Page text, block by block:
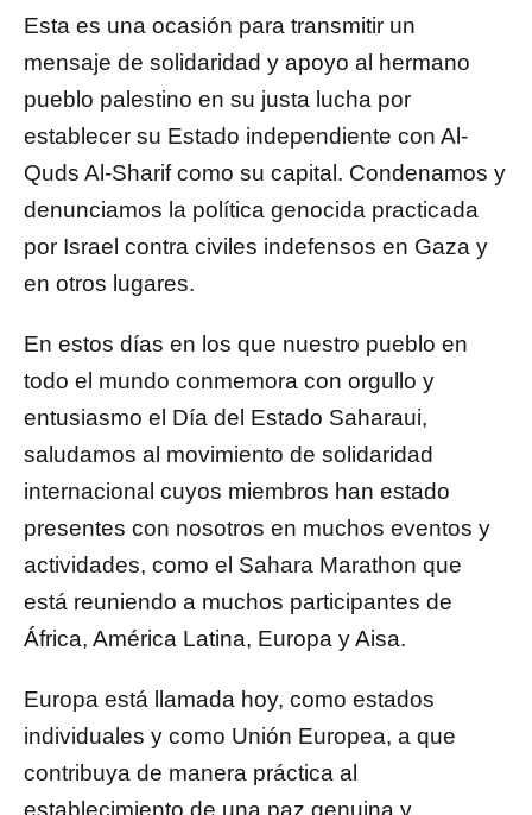
Esta es una ocasión para transmitir un
mensaje de solidaridad y apoyo al hermano
pueblo palestino en su justa lucha por
establecer su Estado independiente con Al-
Quds Al-Sharif como su capital. Condenamos y
denunciamos la política genocida practicada
por Israel contra civiles indefensos en Gaza y
en otros lugares.
En estos días en los que nuestro pueblo en
todo el mundo conmemora con orgullo y
entusiasmo el Día del Estado Saharaui,
saludamos al movimiento de solidaridad
internacional cuyos miembros han estado
presentes con nosotros en muchos eventos y
actividades, como el Sahara Marathon que
está reuniendo a muchos participantes de
África, América Latina, Europa y Aisa.
Europa está llamada hoy, como estados
individuales y como Unión Europea, a que
contribuya de manera práctica al
establecimiento de una paz genuina y